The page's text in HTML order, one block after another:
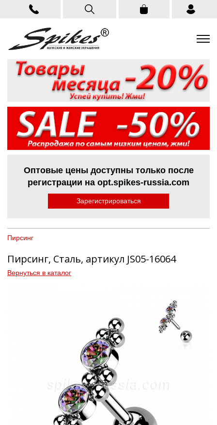
Оптовые цены доступны только после
регистрации на opt.spikes-russia.com
Зарегистрироваться
Пирсинг
Пирсинг, Сталь, артикул JS05-16064
Вернуться в каталог